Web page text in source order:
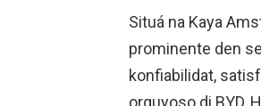
Situá na Kaya
prominente den
konfiabilidat,
orguyoso di BYD,